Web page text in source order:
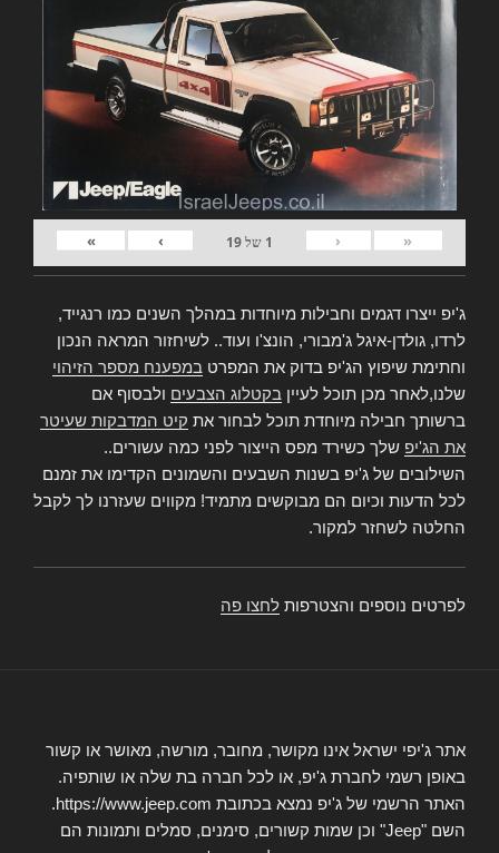
«
‹
1 של19
›
»
ג'יפ ייצרו דגמים וחבילות מיוחדות במהלך השנים כמו רנגייד,
לרדו, גולדן-איגל ג'מבורי, הונצ'ו ועוד.. לשיחזור המראה הנכון
וחתימת שיפוץ הג'יפ בדוק את המפרט במפענח מספר הזיהוי
שלנו,לאחר מכן תוכל לעיין בקטלוג הצבעים ולבסוף אם
ברשותך חבילה מיוחדת תוכל לבחור את קיט המדבקות שעיטר
את הג'יפ שלך כשירד מפס הייצור לפני כמה עשורים..
השילובים של ג'יפ בשנות השבעים והשמונים הקדימו את זמנם
לכל הדעות וכיום הם מבוקשים מתמיד! מקווים שעזרנו לך לקבל
החלטה לשחזר למקור.
לפרטים נוספים והצטרפות לחצו פה
אתר ג'יפי ישראל אינו מקושר, מחובר, מורשה, מאושר או קשור
באופן רשמי לחברת ג'יפ, או לכל חברה בת שלה או שותפיה.
האתר הרשמי של ג'יפ נמצא בכתובת https://www.jeep.com.
השם "Jeep" וכן שמות קשורים, סימנים, סמלים ותמונות הם